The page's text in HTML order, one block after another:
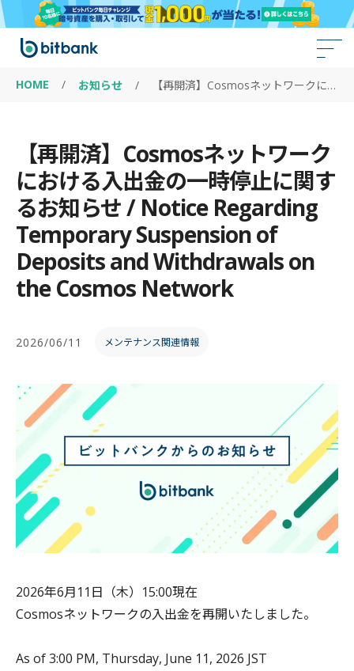
HOME / お知らせ / 【再開済】Cosmosネットワークにおける入出金の一時停止に関するお知らせ / Notice Regarding Temporary Suspension of Deposits and Withdrawals on the Cosmos Network
【再開済】Cosmosネットワーク
における入出金の一時停止に関す
るお知らせ / Notice Regarding
Temporary Suspension of
Deposits and Withdrawals on
the Cosmos Network
2026/06/11 メンテナンス関連情報
2026年6月11日（木）15:00現在
Cosmosネットワークの入出金を再開いたしました。
As of 3:00 PM, Thursday, June 11, 2026 JST